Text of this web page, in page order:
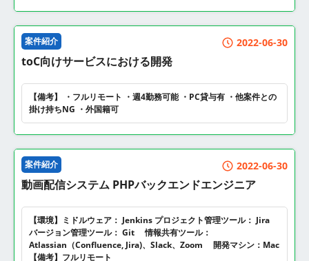
案件紹介 2022-06-30
toC向けサービスにおける開発
【備考】 ・フルリモート ・週4勤務可能 ・PC貸与有 ・他案件との
掛け持ちNG ・外国籍可
案件紹介 2022-06-30
動画配信システム PHPバックエンドエンジニア
【環境】ミドルウェア： Jenkins プロジェクト管理ツール： Jira
バージョン管理ツール： Git 情報共有ツール：
Atlassian（Confluence, Jira)、Slack、Zoom 開発マシン：Mac
【備考】フルリモート